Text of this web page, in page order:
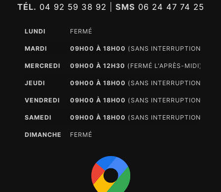
TÉL. 04 92 59 38 92 SMS 06 24 47 74 25
LUNDI FERMÉ
MARDI 09H00 À 18H00 (SANS INTERRUPTION)
MERCREDI 09H00 À 12H30 (FERMÉ L'APRÈS-MIDI)
JEUDI 09H00 À 18H00 (SANS INTERRUPTION)
VENDREDI 09H00 À 18H00 (SANS INTERRUPTION)
SAMEDI 09H00 À 18H00 (SANS INTERRUPTION)
DIMANCHE FERMÉ